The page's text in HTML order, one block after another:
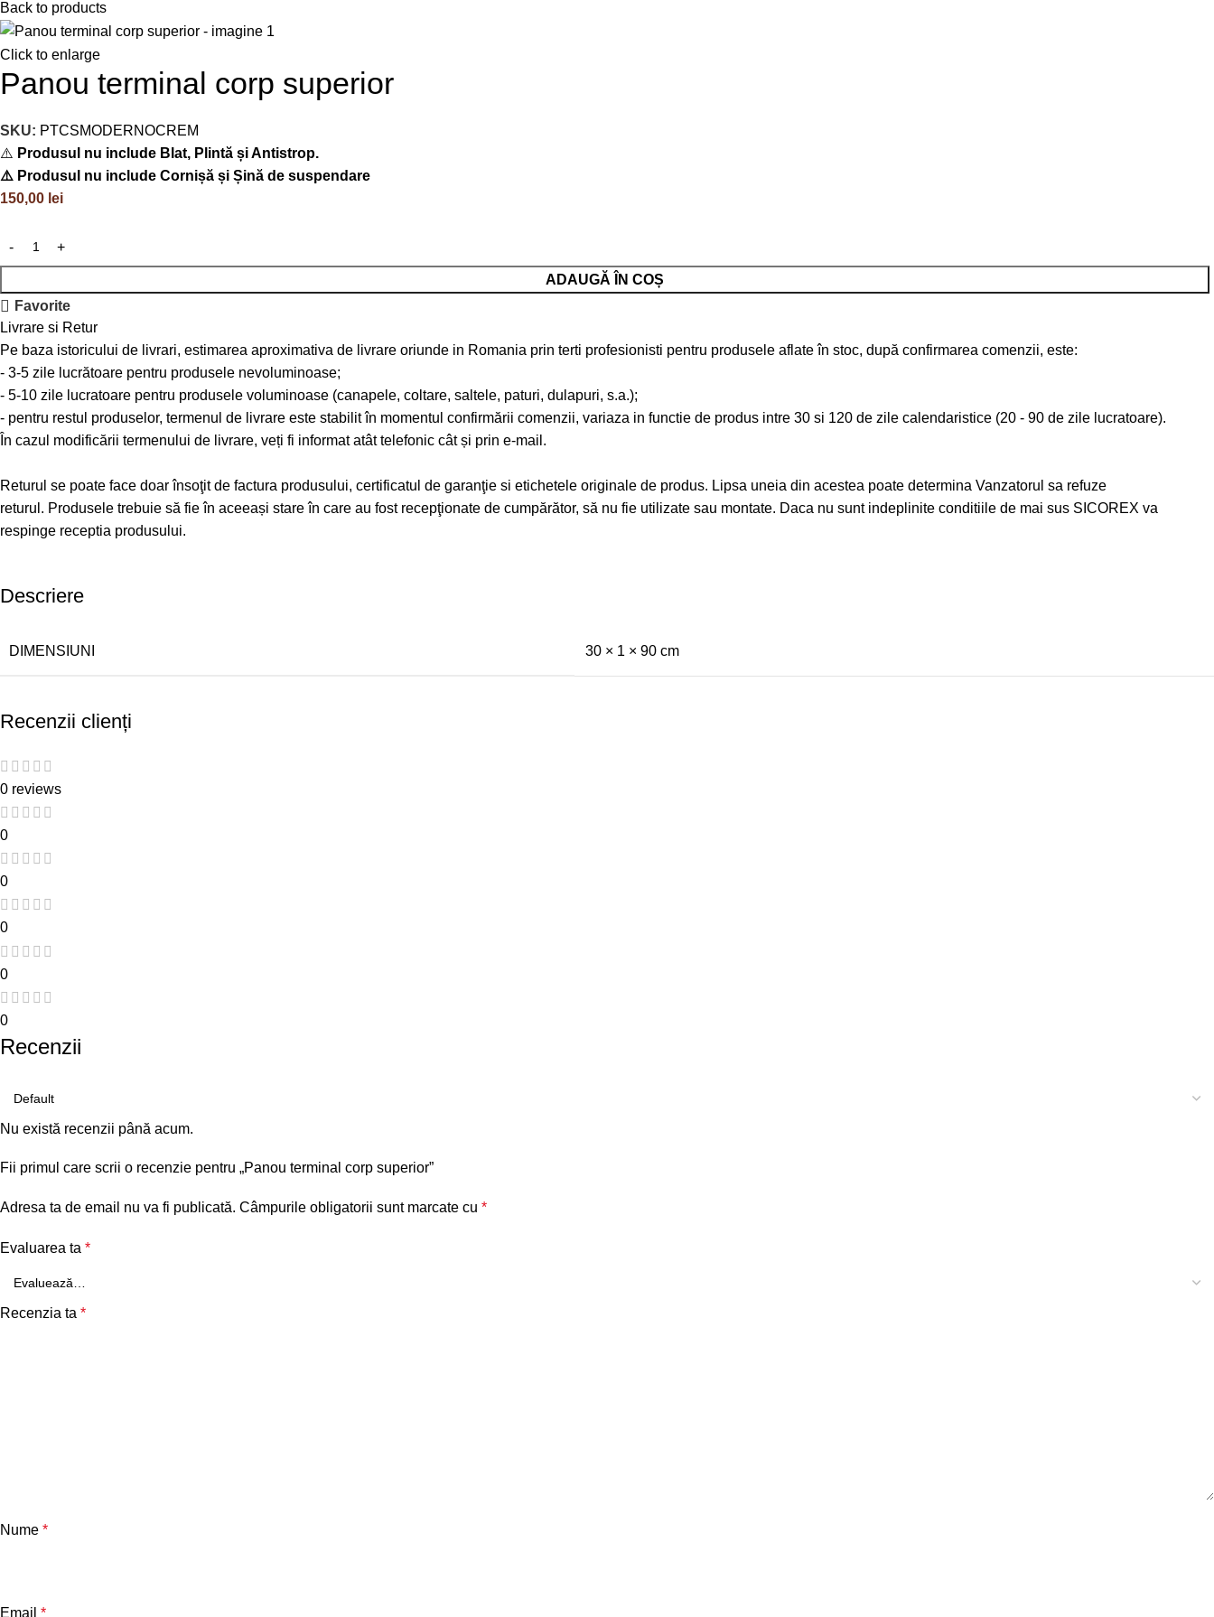
Back to products
Click to enlarge
Panou terminal corp superior
SKU: PTCSMODERNOCREM
⚠️ Produsul nu include Blat, Plintă și Antistrop.
⚠️ Produsul nu include Cornișă și Șină de suspendare
150,00 lei
ADAUGĂ ÎN COȘ
Favorite
Livrare si Retur
Pe baza istoricului de livrari, estimarea aproximativa de livrare oriunde in Romania prin terti profesionisti pentru produsele aflate în stoc, după confirmarea comenzii, este:
- 3-5 zile lucrătoare pentru produsele nevoluminoase;
- 5-10 zile lucratoare pentru produsele voluminoase (canapele, coltare, saltele, paturi, dulapuri, s.a.);
- pentru restul produselor, termenul de livrare este stabilit în momentul confirmării comenzii, variaza in functie de produs intre 30 si 120 de zile calendaristice (20 - 90 de zile lucratoare).
În cazul modificării termenului de livrare, veți fi informat atât telefonic cât și prin e-mail.
Returul se poate face doar însoţit de factura produsului, certificatul de garanţie si etichetele originale de produs. Lipsa uneia din acestea poate determina Vanzatorul sa refuze
returul. Produsele trebuie să fie în aceeași stare în care au fost recepţionate de cumpărător, să nu fie utilizate sau montate. Daca nu sunt indeplinite conditiile de mai sus SICOREX va
respinge receptia produsului.
Descriere
DIMENSIUNI 30 × 1 × 90 cm
Recenzii clienți
0 reviews
0
0
0
0
0
Recenzii
Nu există recenzii până acum.
Fii primul care scrii o recenzie pentru „Panou terminal corp superior”
Adresa ta de email nu va fi publicată. Câmpurile obligatorii sunt marcate cu *
Evaluarea ta *
Recenzia ta *
Nume *
Email *